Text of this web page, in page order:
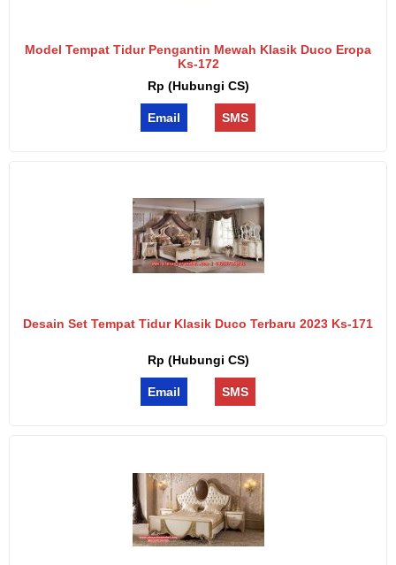
Model Tempat Tidur Pengantin Mewah Klasik Duco Eropa
Ks-172
Rp (Hubungi CS)
Email SMS
Desain Set Tempat Tidur Klasik Duco Terbaru 2023 Ks-171
Rp (Hubungi CS)
Email SMS